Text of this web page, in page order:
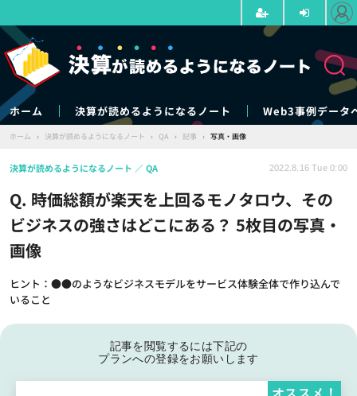
ホーム 決算が読めるようになるノート Web3事例データ
ホーム › 決算が読めるようになるノート › QA › 記事 › 写真・画像
Q. 時価総額が楽天を上回るモノタロウ、その
ビジネスの強さはどこにある？ 5枚目の写真・
画像
ヒント：●●のようなビジネスモデルをサービス体験全体で作り込んで
いること
決算が読めるようになるノート QA 2022.8.16 Tue 0:00
記事を閲覧するには下記の
プランへの登録をお願いします
オススメ！